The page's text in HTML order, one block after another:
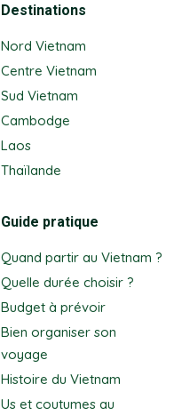
Destinations
Nord Vietnam
Centre Vietnam
Sud Vietnam
Cambodge
Laos
Thaïlande
Guide pratique
Quand partir au Vietnam ?
Quelle durée choisir ?
Budget à prévoir
Bien organiser son
voyage
Histoire du Vietnam
Us et coutumes au